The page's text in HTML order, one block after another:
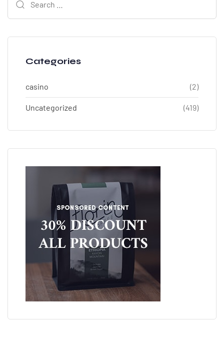
Categories
casino (2)
Uncategorized (419)